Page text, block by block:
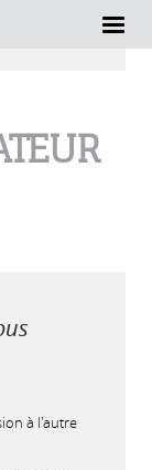
à l'autre